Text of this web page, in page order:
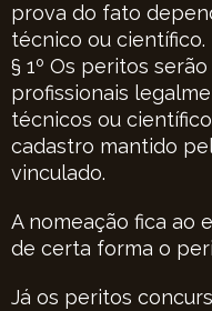
prova do fato
técnico ou científico.
§ 1º Os peritos
profissionais
técnicos ou
cadastro mantido
vinculado.
A nomeação fica ao
de certa forma o
Já os peritos